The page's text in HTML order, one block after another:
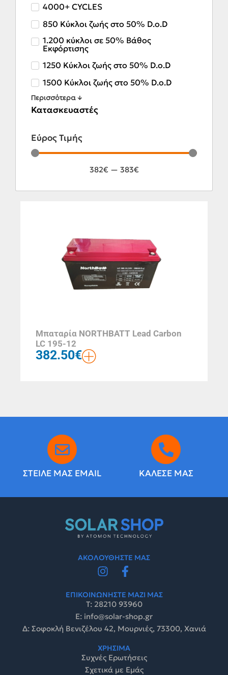
4000+ CYCLES
850 Κύκλοι ζωής στο 50% D.o.D
1.200 κύκλοι σε 50% Βάθος
Εκφόρτισης
1250 Κύκλοι ζωής στο 50% D.o.D
1500 Κύκλοι ζωής στο 50% D.o.D
Περισσότερα ↓
Κατασκευαστές
Εύρος Τιμής
382€ — 383€
Μπαταρία NORTHBATT Lead Carbon
LC 195-12
382.50€
ΣΤΕΙΛΕ ΜΑΣ EMAIL ΚΑΛΕΣΕ ΜΑΣ
ΑΚΟΛΟΥΘΗΣΤΕ ΜΑΣ
ΕΠΙΚΟΙΝΩΝΗΣΤΕ ΜΑΖΙ ΜΑΣ
Τ: 28210 93960
E: info@solar-shop.gr
Δ: Σοφοκλή Βενιζέλου 42, Μουρνιές, 73300, Χανιά
ΧΡΗΣΙΜΑ
Συχνές Ερωτήσεις
Σχετικά με Εμάς